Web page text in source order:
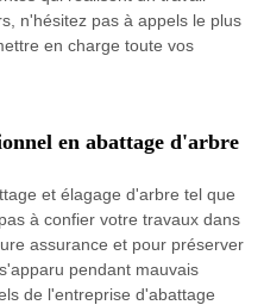
n'hésitez pas à appels le plus
en charge toute vos
en abattage d'arbre
et élagage d'arbre tel que
à confier votre travaux dans
assurance et pour préserver
pendant mauvais
de l'entreprise d'abattage